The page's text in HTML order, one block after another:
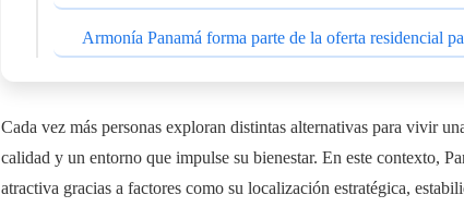
Armonía Panamá forma parte de la oferta residencial
Cada vez más personas exploran distintas alternativas para vivir
calidad y un entorno que impulse su bienestar. En este contexto,
atractiva gracias a factores como su localización estratégica,